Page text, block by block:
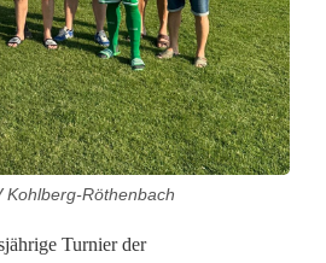
Kohlberg-Röthenbach
Turnier der